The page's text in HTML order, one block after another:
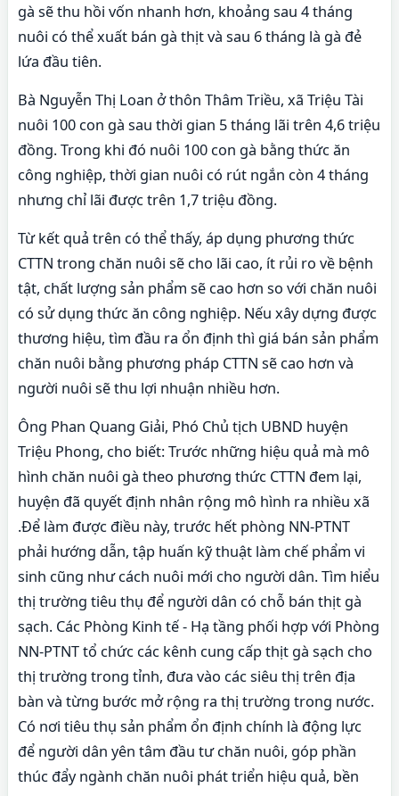
gà sẽ thu hồi vốn nhanh hơn, khoảng sau 4 tháng
nuôi có thể xuất bán gà thịt và sau 6 tháng là gà đẻ
lứa đầu tiên.
Bà Nguyễn Thị Loan ở thôn Thâm Triều, xã Triệu Tài
nuôi 100 con gà sau thời gian 5 tháng lãi trên 4,6 triệu
đồng. Trong khi đó nuôi 100 con gà bằng thức ăn
công nghiệp, thời gian nuôi có rút ngắn còn 4 tháng
nhưng chỉ lãi được trên 1,7 triệu đồng.
Từ kết quả trên có thể thấy, áp dụng phương thức
CTTN trong chăn nuôi sẽ cho lãi cao, ít rủi ro về bệnh
tật, chất lượng sản phẩm sẽ cao hơn so với chăn nuôi
có sử dụng thức ăn công nghiệp. Nếu xây dựng được
thương hiệu, tìm đầu ra ổn định thì giá bán sản phẩm
chăn nuôi bằng phương pháp CTTN sẽ cao hơn và
người nuôi sẽ thu lợi nhuận nhiều hơn.
Ông Phan Quang Giải, Phó Chủ tịch UBND huyện
Triệu Phong, cho biết: Trước những hiệu quả mà mô
hình chăn nuôi gà theo phương thức CTTN đem lại,
huyện đã quyết định nhân rộng mô hình ra nhiều xã
.Để làm được điều này, trước hết phòng NN-PTNT
phải hướng dẫn, tập huấn kỹ thuật làm chế phẩm vi
sinh cũng như cách nuôi mới cho người dân. Tìm hiểu
thị trường tiêu thụ để người dân có chỗ bán thịt gà
sạch. Các Phòng Kinh tế - Hạ tầng phối hợp với Phòng
NN-PTNT tổ chức các kênh cung cấp thịt gà sạch cho
thị trường trong tỉnh, đưa vào các siêu thị trên địa
bàn và từng bước mở rộng ra thị trường trong nước.
Có nơi tiêu thụ sản phẩm ổn định chính là động lực
để người dân yên tâm đầu tư chăn nuôi, góp phần
thúc đẩy ngành chăn nuôi phát triển hiệu quả, bền